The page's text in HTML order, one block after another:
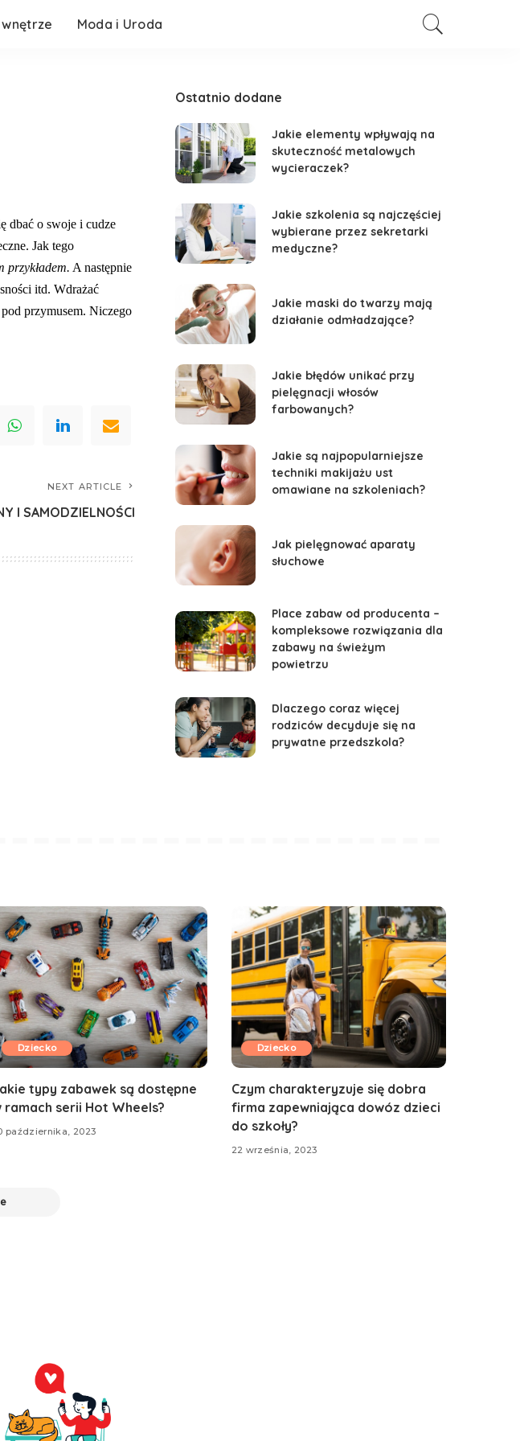
Moda i Uroda
dbać o swoje i cudze
Jak tego
przykładem. A następnie
itd. Wdrażać
przymusem. Niczego
NEXT ARTICLE
I SAMODZIELNOŚCI
Ostatnio dodane
Jakie elementy wpływają na
skuteczność metalowych
wycieraczek?
Jakie szkolenia są najczęściej
wybierane przez sekretarki
medyczne?
Jakie maski do twarzy mają
działanie odmładzające?
Jakie błędów unikać przy
pielęgnacji włosów
farbowanych?
Jakie są najpopularniejsze
techniki makijażu ust
omawiane na szkoleniach?
Jak pielęgnować aparaty
słuchowe
Place zabaw od producenta –
kompleksowe rozwiązania dla
zabawy na świeżym
powietrzu
Dlaczego coraz więcej
rodziców decyduje się na
prywatne przedszkola?
Dziecko
typy zabawek są dostępne
ramach serii Hot Wheels?
października, 2023
Dziecko
Czym charakteryzuje się dobra
firma zapewniająca dowóz dzieci
do szkoły?
22 września, 2023